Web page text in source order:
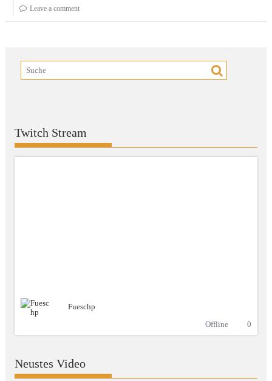
Leave a comment
Twitch Stream
Fueschp
Offline
0
Neustes Video